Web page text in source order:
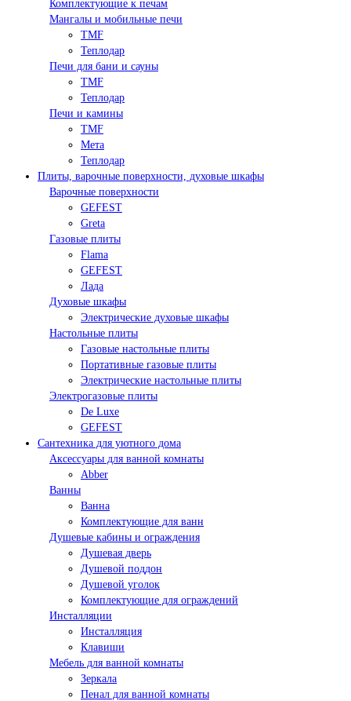
Комплектующие к печам
Мангалы и мобильные печи
TMF
Теплодар
Печи для бани и сауны
TMF
Теплодар
Печи и камины
TMF
Мета
Теплодар
Плиты, варочные поверхности, духовые шкафы
Варочные поверхности
GEFEST
Greta
Газовые плиты
Flama
GEFEST
Лада
Духовые шкафы
Электрические духовые шкафы
Настольные плиты
Газовые настольные плиты
Портативные газовые плиты
Электрические настольные плиты
Электрогазовые плиты
De Luxe
GEFEST
Сантехника для уютного дома
Аксессуары для ванной комнаты
Abber
Ванны
Ванна
Комплектующие для ванн
Душевые кабины и ограждения
Душевая дверь
Душевой поддон
Душевой уголок
Комплектующие для ограждений
Инсталляции
Инсталляция
Клавиши
Мебель для ванной комнаты
Зеркала
Пенал для ванной комнаты